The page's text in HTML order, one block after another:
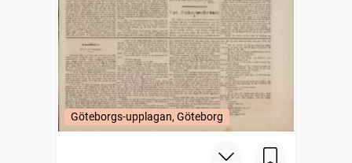
Göteborgs-upplagan, Göteborg